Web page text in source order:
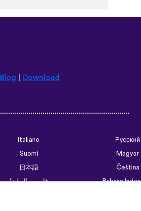
Italiano
Русский
日本語
Čeština
فارسی (ایران)
Bahasa
Українська
الرسمية الحديثة